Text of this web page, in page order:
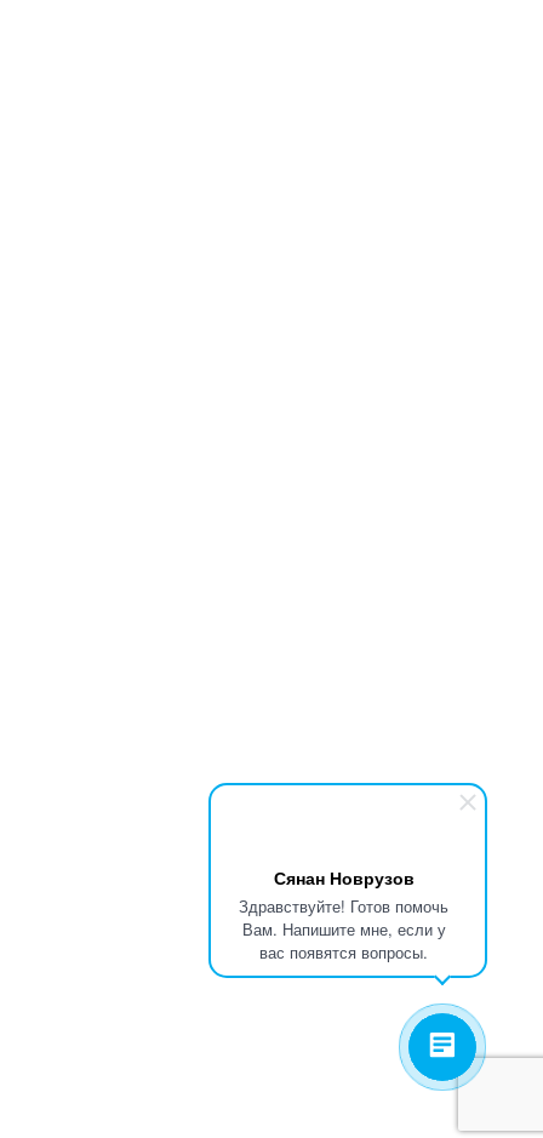
Сянан Новрузов
Здравствуйте! Готов помочь
Вам. Напишите мне, если у
вас появятся вопросы.